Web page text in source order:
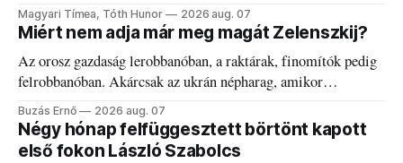
kánikulát.
Magyari Tímea, Tóth Hunor 2026 aug. 07
Miért nem adja már meg magát Zelenszkij?
Az orosz gazdaság lerobbanóban, a raktárak, finomítók pedig
felrobbanóban. Akárcsak az ukrán népharag, amikor
elégedetlen vezetőivel.
Buzás Ernő 2026 aug. 07
Négy hónap felfüggesztett börtönt kapott
első fokon László Szabolcs